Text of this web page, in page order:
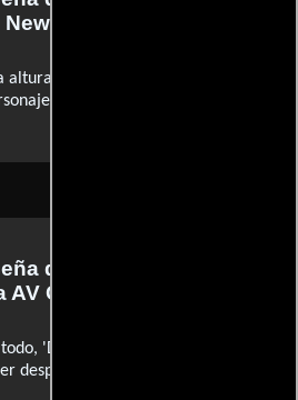
York Times
altura de la interpretación de
están poco desarrollados
de
AV Club
'Dark Blue' tiene una energía
despreciada por Hollywood